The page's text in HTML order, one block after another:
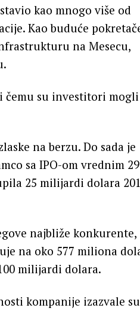
kao mnogo više od
Kao buduće
na Mesecu,
čemu su investitori mogli
na berzu. Do sada je
sa IPO-om vrednim 29
25 milijardi dolara
najbliže konkurente,
na oko 577 miliona
milijardi dolara.
kompanije izazvale su